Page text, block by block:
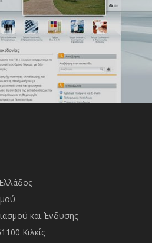
και Ένδυσης
Κιλκίς